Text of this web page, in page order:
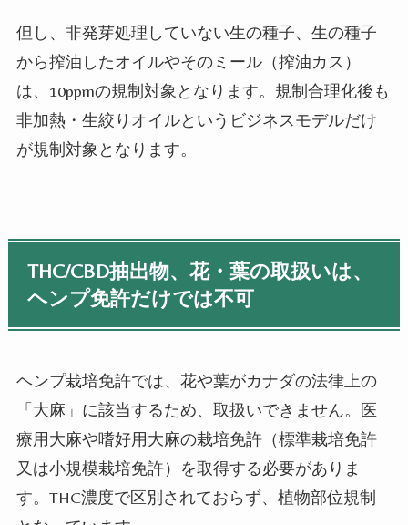
但し、非発芽処理していない生の種子、生の種子
から搾油したオイルやそのミール（搾油カス）
は、 10ppmの規制対象となります。規制合理化後も
非加熱・生絞りオイルというビジネスモデルだけ
が規制対象となります。
THC/CBD抽出物、花・葉の取扱いは、
ヘンプ免許だけでは不可
ヘンプ栽培免許では、花や葉がカナダの法律上の
「大麻」に該当するため、取扱いできません。医
療用大麻や嗜好用大麻の栽培免許（標準栽培免許
又は小規模栽培免許）を取得する必要がありま
す。 THC濃度で区別されておらず、植物部位規制